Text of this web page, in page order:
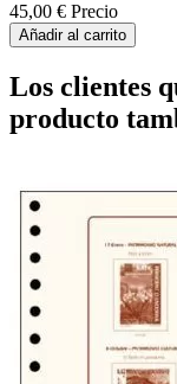
45,00 € Precio
Añadir al carrito
Los clientes
producto